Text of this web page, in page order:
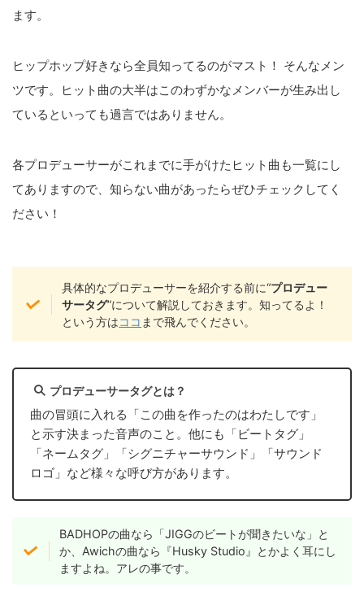
ます。
ヒップホップ好きなら全員知ってるのがマスト！ そんなメン
ツです。ヒット曲の大半はこのわずかなメンバーが生み出し
ているといっても過言ではありません。
各プロデューサーがこれまでに手がけたヒット曲も一覧にし
てありますので、知らない曲があったらぜひチェックしてく
ださい！
具体的なプロデューサーを紹介する前に“プロデュー
サータグ”について解説しておきます。知ってるよ！
という方はココ まで飛んでください。
プロデューサータグとは？
曲の冒頭に入れる「この曲を作ったのはわたしです」
と示す決まった音声のこと。他にも「ビートタグ」
「ネームタグ」「シグニチャーサウンド」「サウンド
ロゴ」など様々な呼び方があります。
BADHOPの曲なら「JIGGのビートが聞きたいな」と
か、Awichの曲なら『Husky Studio』とかよく耳にし
ますよね。アレの事です。